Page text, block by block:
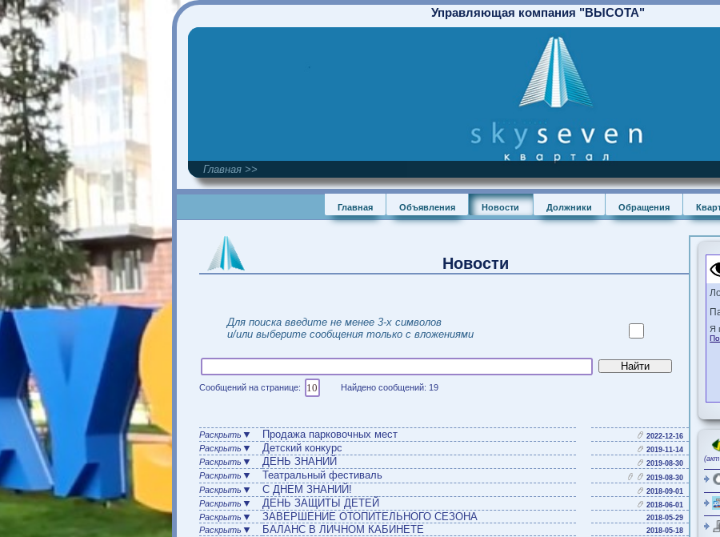
Управляющая компания "ВЫСОТА"
Главная >>
Главная Объявления Новости Должники Обращения
Новости
Для поиска введите не менее 3-х символов
Раскрыть▼Продажа парковочных мест 2022-12-16
Раскрыть▼Детский конкурс 2019-11-14
Раскрыть▼ДЕНЬ ЗНАНИЙ 2019-08-30
Раскрыть ▼Театральный фестиваль 2019-08-30
Раскрыть ▼С ДНЕМ ЗНАНИЙ! 2018-09-01
Раскрыть ▼ДЕНЬ ЗАЩИТЫ ДЕТЕЙ 2018-06-01